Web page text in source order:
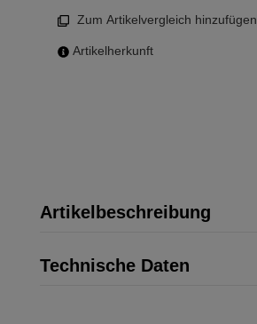
Zum Artikelvergleich hinzufügen
Artikelherkunft
Artikelbeschreibung
Technische Daten